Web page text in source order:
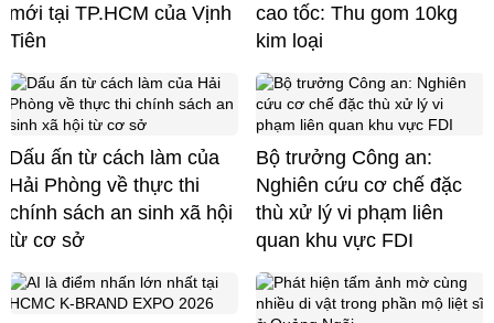
mới tại TP.HCM của Vịnh
Tiên
cao tốc: Thu gom 10kg
kim loại
Dấu ấn từ cách làm của
Hải Phòng về thực thi
chính sách an sinh xã hội
từ cơ sở
Bộ trưởng Công an:
Nghiên cứu cơ chế đặc
thù xử lý vi phạm liên
quan khu vực FDI